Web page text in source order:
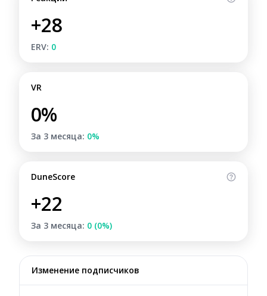
+28
ERV: 0
VR
0%
За 3 месяца: 0%
DuneScore
+22
За 3 месяца: 0 (0%)
Изменение подписчиков